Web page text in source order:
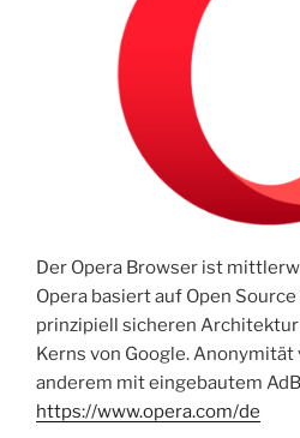
Der Opera Browser ist
Opera basiert auf Open
prinzipiell sicheren
Kerns von Google.
anderem mit eingebautem
https://www.opera.com/de